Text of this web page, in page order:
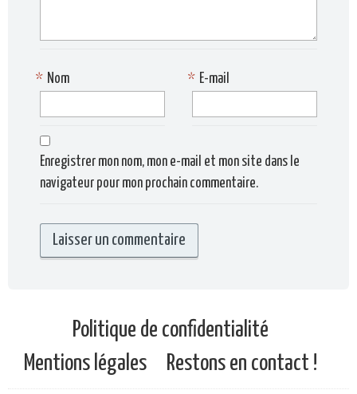
Nom
* E-mail
*
Enregistrer mon nom, mon e-mail et mon site dans le
navigateur pour mon prochain commentaire.
Politique de confidentialité
Mentions légales
Restons en contact !